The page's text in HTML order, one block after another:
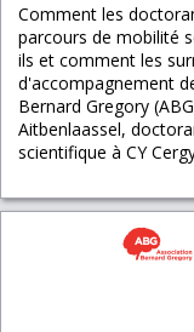
Comment les
parcours de mobilité
ils et comment les
d'accompagnement
Bernard Gregory
Aitbenlaassel,
scientifique à CY